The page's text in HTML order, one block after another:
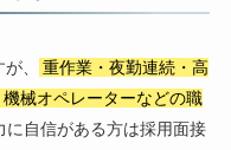
、
重作業・夜勤連続・高
械オペレーターなどの職
に自信がある方は採用面接